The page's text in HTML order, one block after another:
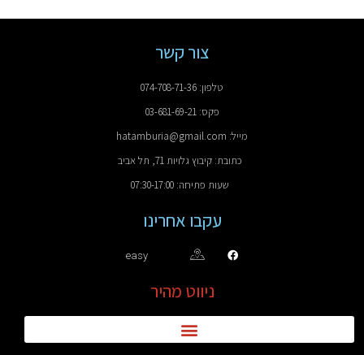
צור קשר
טלפון: 074-708-71-36
פקס: 03-681-69-21
מייל: hatamburia@gmail.com
כתובת: קיבוץ גלויות 71, תל אביב
שעות פתיחה: 07:30-17:00
עקבו אחרינו
easy
ניווט מהיר